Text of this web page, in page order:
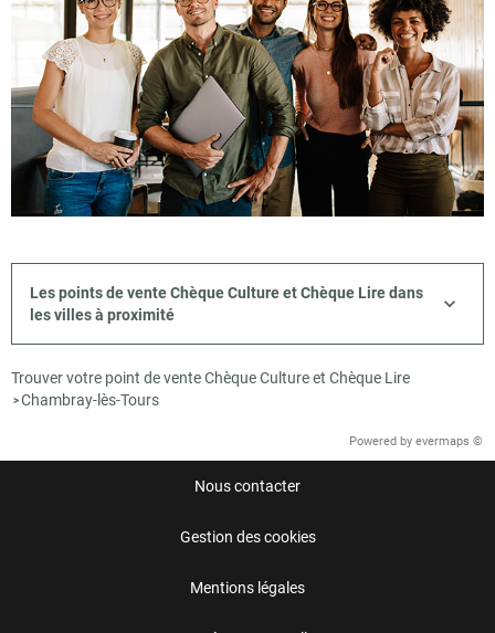
Les points de vente Chèque Culture et Chèque Lire dans
les villes à proximité
Trouver votre point de vente Chèque Culture et Chèque Lire
>Chambray-lès-Tours
Powered by evermaps ©
Nous contacter
Gestion des cookies
Mentions légales